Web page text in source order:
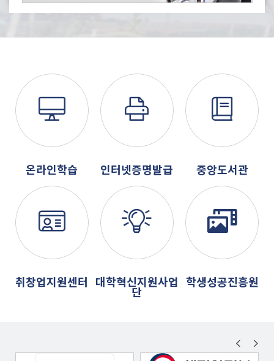
온라인학습 인터넷증명발급 중앙도서관
취창업지원센터 대학혁신지원사업
단
학생성공진흥원